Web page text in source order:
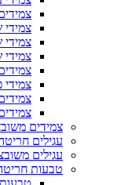
צמידים
עגילים
עגילים
טבעות